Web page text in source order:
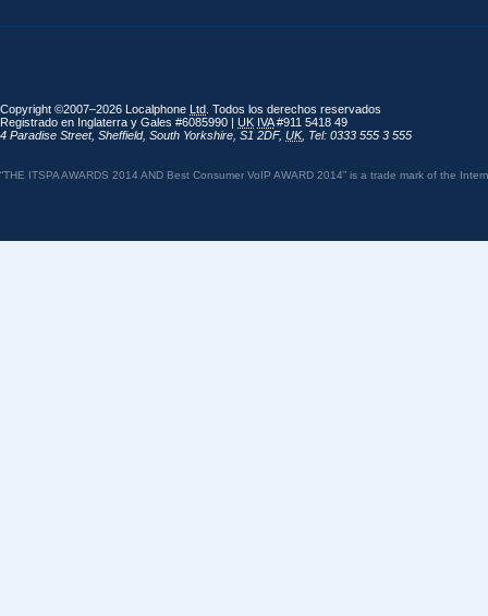
Copyright ©2007–2026 Localphone Ltd . Todos los derechos reservados
Registrado en Inglaterra y Gales #6085990 | UK IVA#911 5418 49
4 Paradise Street, Sheffield, South Yorkshire S1 2DF, UK, Tel: 0333 555 3 555
“THE ITSPA AWARDS 2014 AND Best Consumer VoIP AWARD 2014” is a trade mark of the